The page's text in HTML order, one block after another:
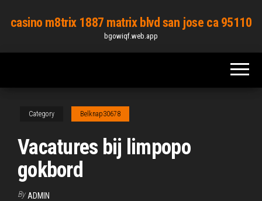
content
casino m8trix 1887 matrix blvd san jose ca 95110
bgowiqf.web.app
Category Belknap30678
Vacatures bij limpopo
gokbord
By ADMIN